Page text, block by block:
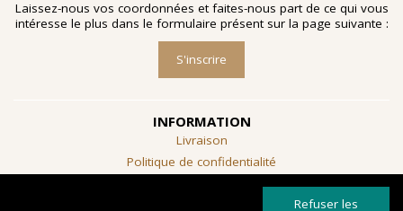
Laissez-nous vos coordonnées et faites-nous part de ce qui vous
intéresse le plus dans le formulaire présent sur la page suivante :
S'inscrire
INFORMATION
Livraison
Politique de confidentialité
Refuser les